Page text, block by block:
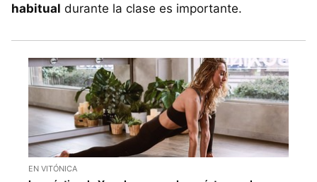
habitual durante la clase es importante.
EN VITÓNICA